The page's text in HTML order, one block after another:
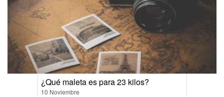
¿Qué maleta es para 23 kilos?
10 Noviembre